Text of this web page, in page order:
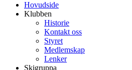
Hovudside
Klubben
Historie
Kontakt oss
Styret
Medlemskap
Lenker
Skigruppa